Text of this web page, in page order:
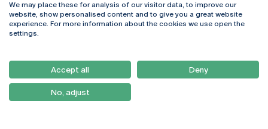
Rua Diogo Botelho 1327
4169-005 Porto
+351 226 196 240
Campus Online
Webmail
Como Chegar
Newsletter
We may place these for analysis of our visitor data, to improve our
website, show personalised content and to give you a great website
experience. For more information about the cookies we use open the
settings.
Accept all Deny
No, adjust